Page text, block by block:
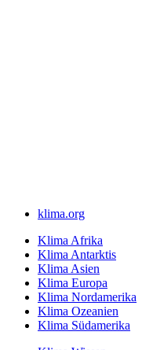
klima.org
Klima Afrika
Klima Antarktis
Klima Asien
Klima Europa
Klima Nordamerika
Klima Ozeanien
Klima Südamerika